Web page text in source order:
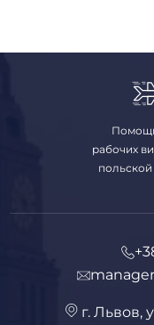
рабочих
г. Львов,